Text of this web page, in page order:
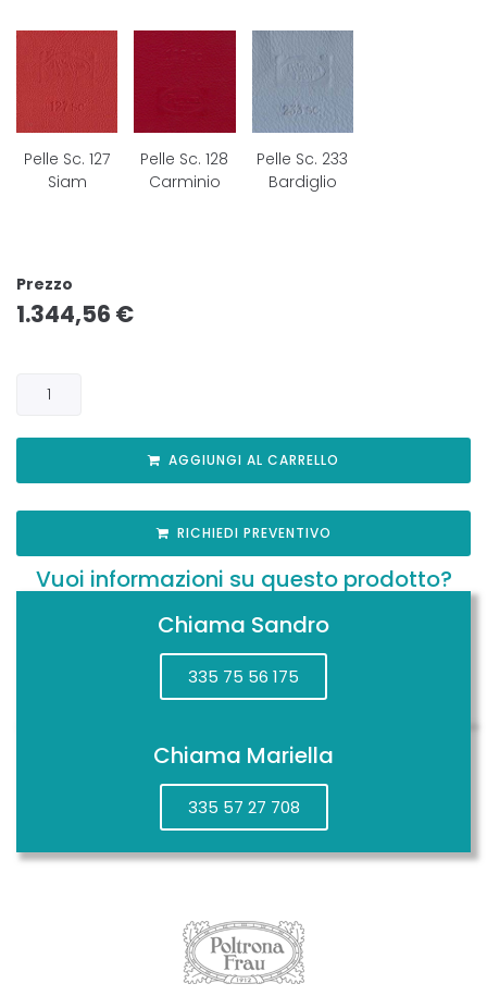
Pelle Sc. 127
Siam
Pelle Sc. 128
Carminio
Pelle Sc. 233
Bardiglio
Prezzo
1.344,56 €
AGGIUNGI AL CARRELLO
RICHIEDI PREVENTIVO
Vuoi informazioni su questo prodotto?
Chiama Sandro
335 75 56 175
Chiama Mariella
335 57 27 708